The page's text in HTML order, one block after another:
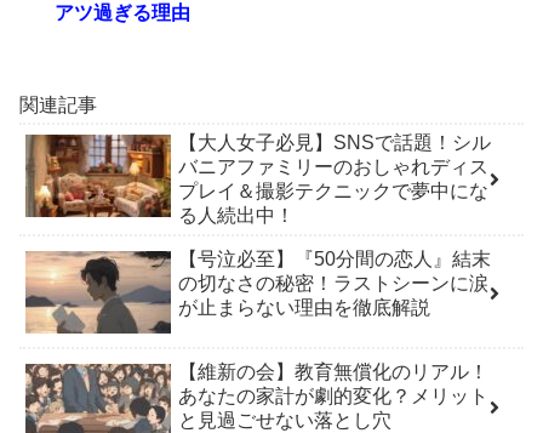
アツ過ぎる理由
関連記事
【大人女子必見】SNSで話題！シル
バニアファミリーのおしゃれディス
プレイ＆撮影テクニックで夢中にな
る人続出中！
【号泣必至】『50分間の恋人』結末
の切なさの秘密！ラストシーンに涙
が止まらない理由を徹底解説
【維新の会】教育無償化のリアル！
あなたの家計が劇的変化？メリット
と見過ごせない落とし穴